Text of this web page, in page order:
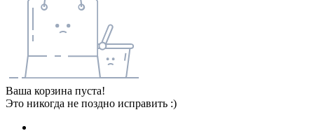
Ваша корзина пуста!
Это никогда не поздно исправить :)